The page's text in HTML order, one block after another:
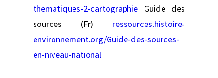
thematiques-2-cartographie Guide des
sources (Fr) ressources.histoire-
environnement.org/Guide-des-sources-
en-niveau-national